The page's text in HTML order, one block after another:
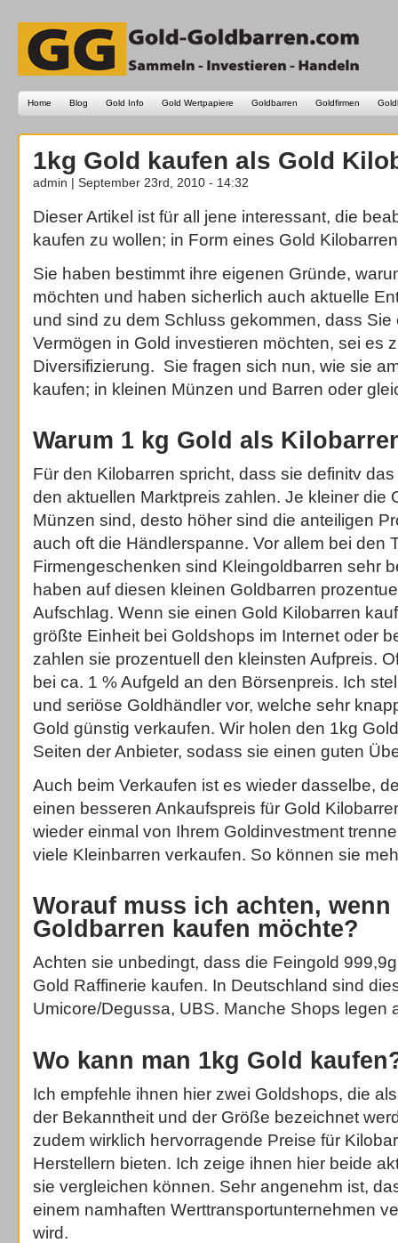
Home Blog Gold Info Gold Wertpapiere Goldbarren Goldfirmen
1kg Gold kaufen als Gold
admin | September 23rd, 2010 - 14:32
Dieser Artikel ist für all jene interessant, die
kaufen zu wollen; in Form eines Gold
Sie haben bestimmt ihre eigenen Gründe,
möchten und haben sicherlich auch aktuelle
und sind zu dem Schluss gekommen, dass Sie
Vermögen in Gold investieren möchten, sei es
Diversifizierung. Sie fragen sich nun, wie sie
kaufen; in kleinen Münzen und Barren oder
Warum 1 kg Gold als
Für den Kilobarren spricht, dass sie definitv
den aktuellen Marktpreis zahlen. Je kleiner die
Münzen sind, desto höher sind die anteiligen
auch oft die Händlerspanne. Vor allem bei den
Firmengeschenken sind Kleingoldbarren sehr
haben auf diesen kleinen Goldbarren
Aufschlag. Wenn sie einen Gold Kilobarren
größte Einheit bei Goldshops im Internet oder
zahlen sie prozentuell den kleinsten Aufpreis.
bei ca. 1 % Aufgeld an den Börsenpreis. Ich
und seriöse Goldhändler vor, welche sehr
Gold günstig verkaufen. Wir holen den 1kg
Seiten der Anbieter, sodass sie einen guten
Auch beim Verkaufen ist es wieder dasselbe,
einen besseren Ankaufspreis für Gold
wieder einmal von Ihrem Goldinvestment
viele Kleinbarren verkaufen. So können sie
Worauf muss ich achten,
Goldbarren kaufen möchte?
Achten sie unbedingt, dass die Feingold
Gold Raffinerie kaufen. In Deutschland sind
Umicore/Degussa, UBS. Manche Shops legen
Wo kann man 1kg Gold
Ich empfehle ihnen hier zwei Goldshops, die
der Bekanntheit und der Größe bezeichnet
zudem wirklich hervorragende Preise für
Herstellern bieten. Ich zeige ihnen hier beide
sie vergleichen können. Sehr angenehm ist,
einem namhaften Werttransportunternehmen
wird.